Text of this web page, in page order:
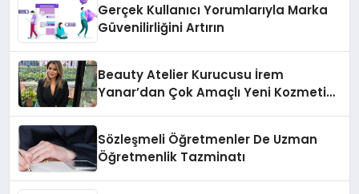
Gerçek Kullanıcı Yorumlarıyla Marka
Güvenilirliğini Artırın
Beauty Atelier Kurucusu İrem
Yanar’dan Çok Amaçlı Yeni Kozmetik
Sözleşmeli Öğretmenler De Uzman
Öğretmenlik Tazminatı